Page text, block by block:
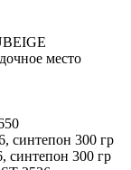
место
синтепон 300 гр
300 гр